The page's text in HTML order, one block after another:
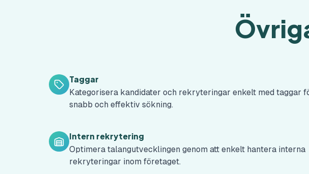
Taggar
Kategorisera kandidater och rekryteringar enkelt med taggar
snabb och effektiv sökning.
Intern rekrytering
Optimera talangutvecklingen genom att enkelt hantera interna
rekryteringar inom företaget.